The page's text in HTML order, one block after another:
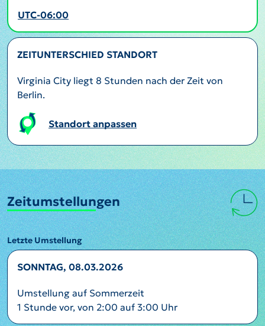
UTC-06:00
ZEITUNTERSCHIED STANDORT
Virginia City liegt 8 Stunden nach der Zeit von
Berlin.
Standort anpassen
Zeitumstellungen
Letzte Umstellung
SONNTAG, 08.03.2026
Umstellung auf Sommerzeit
1 Stunde vor, von 2:00 auf 3:00 Uhr